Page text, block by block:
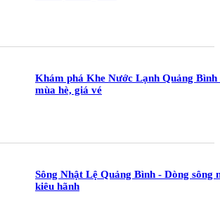
Khám phá Khe Nước Lạnh Quảng
mùa hè, giá vé
Sông Nhật Lệ Quảng Bình - Dòng sông
kiêu hãnh